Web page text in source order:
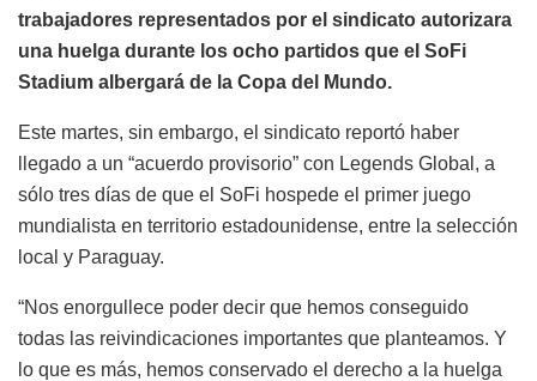
trabajadores representados por el sindicato autorizara
una huelga durante los ocho partidos que el SoFi
Stadium albergará de la Copa del Mundo.
Este martes, sin embargo, el sindicato reportó haber
llegado a un “acuerdo provisorio” con Legends Global, a
sólo tres días de que el SoFi hospede el primer juego
mundialista en territorio estadounidense, entre la selección
local y Paraguay.
“Nos enorgullece poder decir que hemos conseguido
todas las reivindicaciones importantes que planteamos. Y
lo que es más, hemos conservado el derecho a la huelga